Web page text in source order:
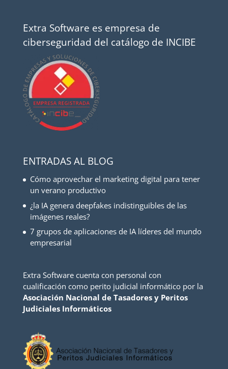
Extra Software es empresa de
ciberseguridad del catálogo de INCIBE
ENTRADAS AL BLOG
Cómo aprovechar el marketing digital para tener
un verano productivo
¿la IA genera deepfakes indistinguibles de las
imágenes reales?
7 grupos de aplicaciones de IA líderes del mundo
empresarial
Extra Software cuenta con personal con
cualificación como perito judicial informático por la
Asociación Nacional de Tasadores y Peritos
Judiciales Informáticos